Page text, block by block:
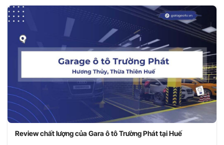
Review chất lượng của Gara ô tô Trường Phát tại Huế